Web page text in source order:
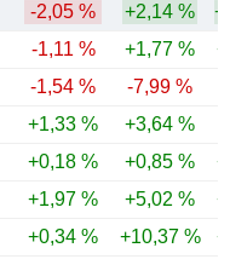
-2,05 % +2,14 %
-1,11 % +1,77 %
-1,54 % -7,99 %
+1,33 % +3,64 %
+0,18 % +0,85 %
+1,97 % +5,02 %
+0,34 % +10,37 %